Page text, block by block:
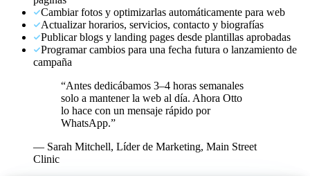
Cambiar fotos y optimizarlas automáticamente para web
Actualizar horarios, servicios, contacto y biografías
Publicar blogs y landing pages desde plantillas aprobadas
Programar cambios para una fecha futura o lanzamiento de
campaña
“Antes dedicábamos 3–4 horas semanales
solo a mantener la web al día. Ahora Otto
lo hace con un mensaje rápido por
WhatsApp.”
— Sarah Mitchell, Líder de Marketing, Main Street
Clinic